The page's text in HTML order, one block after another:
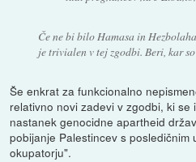
Če ne bi bilo Hamasa in
je trivialen v tej zgodbi. Beri, kar
Še enkrat za funkcionalno
relativno novi zadevi v zgodbi, ki se
nastanek genocidne apartheid
pobijanje Palestincev s posledičnim
okupatorju".